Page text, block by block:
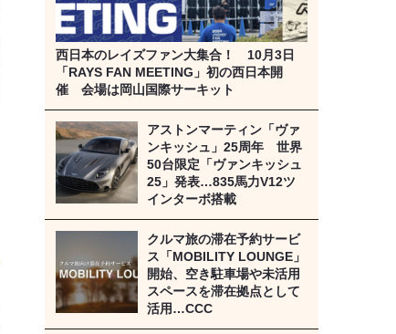
西日本のレイズファン大集合！ 10月3日
「RAYS FAN MEETING」初の西日本開
催 会場は岡山国際サーキット
アストンマーティン「ヴァ
ンキッシュ」25周年 世界
50台限定「ヴァンキッシュ
25」発表…835馬力V12ツ
インターボ搭載
クルマ旅の滞在予約サービ
ス「MOBILITY LOUNGE」
開始、空き駐車場や未活用
スペースを滞在拠点として
活用…CCC